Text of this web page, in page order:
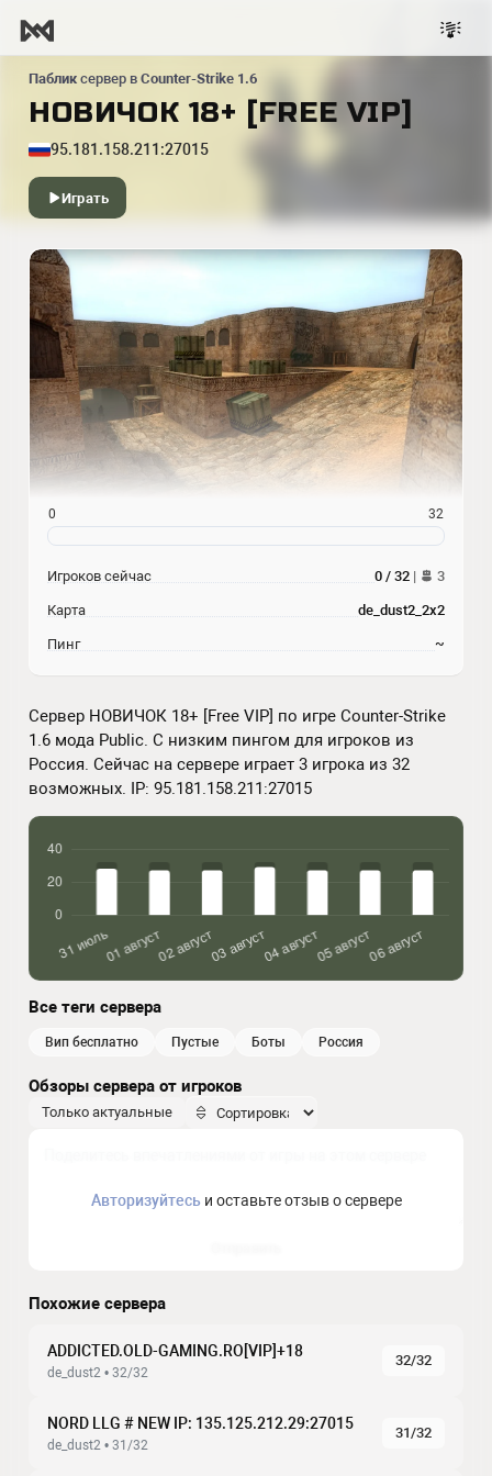
Паблик сервер в Counter-Strike 1.6
НОВИЧОК 18+ [FREE VIP]
95.181.158.211:27015
Играть
Сервер НОВИЧОК 18+ [Free VIP] по игре Counter-Strike
1.6 мода Public. С низким пингом для игроков из
Россия. Сейчас на сервере играет 3 игрока из 32
возможных. IP: 95.181.158.211:27015
Все теги сервера
вип бесплатно пустые боты россия
Обзоры сервера от игроков
Только актуальные
Авторизуйтесьи оставьте отзыв о сервере
Похожие сервера
ADDICTED.OLD-GAMING.RO[VIP]+18
de_dust2 • 32/32
32/32
NORD LLG # NEW IP: 135.125.212.29:27015
de_dust2 • 31/32
31/32
0 32
Игроков сейчас 0 / 32 | 3
Карта de_dust2_2x2
Пинг ~